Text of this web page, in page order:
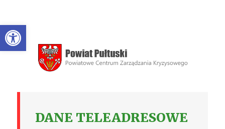
DANE TELEADRESOWE
Open toolbar